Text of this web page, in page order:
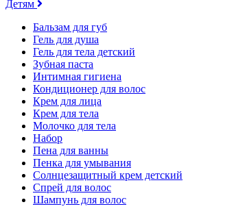
Детям
Бальзам для губ
Гель для душа
Гель для тела детский
Зубная паста
Интимная гигиена
Кондиционер для волос
Крем для лица
Крем для тела
Молочко для тела
Набор
Пена для ванны
Пенка для умывания
Солнцезащитный крем детский
Спрей для волос
Шампунь для волос